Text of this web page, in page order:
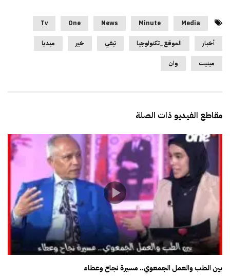
Media
Minute
News
One
Tv
أخبار الموقع_تكنولوجيا تيفي خير ميديا
مينيت وان
مقاطع الفيديو ذات الصلة
بين الطب والعمل الجمعوي.. مسيرة نجاح وعطاء